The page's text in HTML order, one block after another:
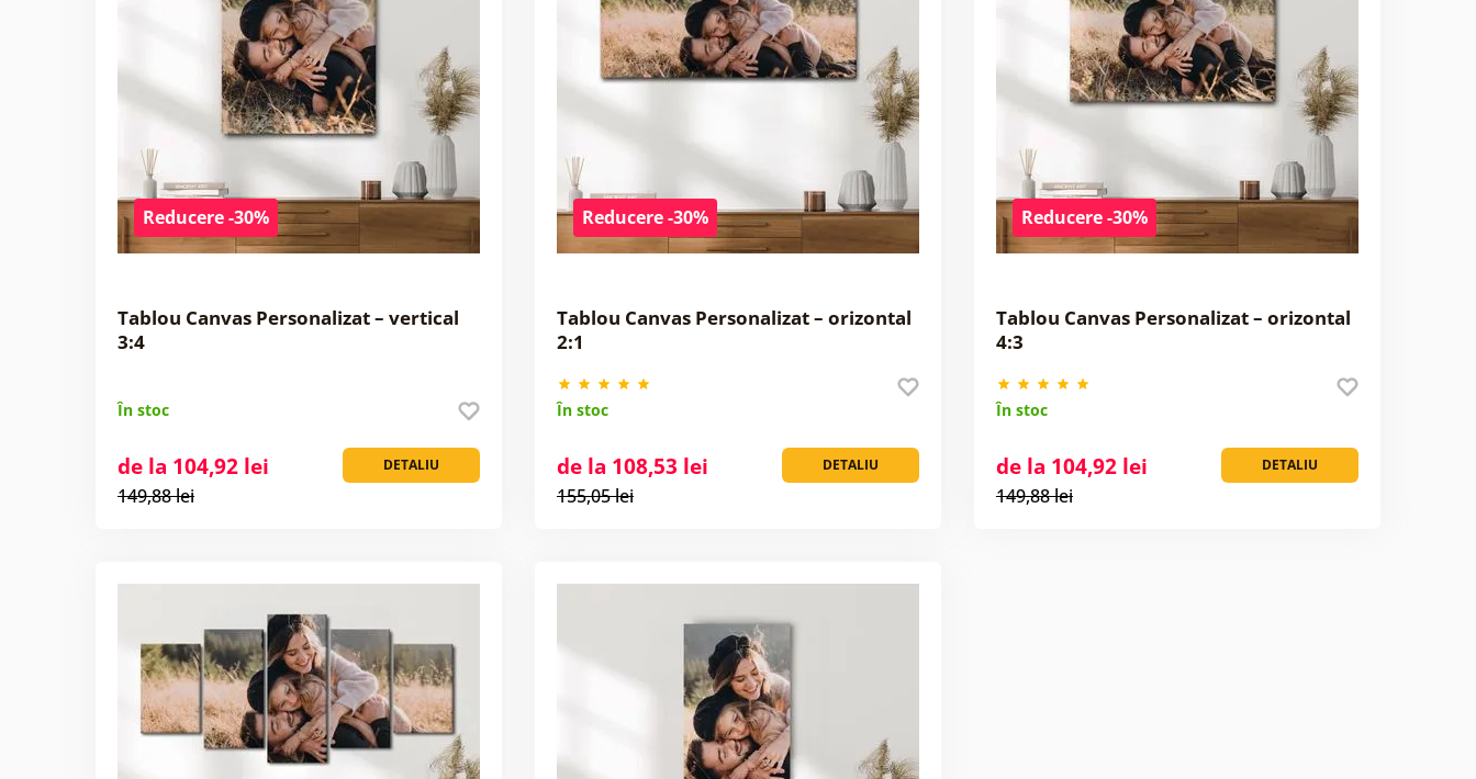
Reducere -30%
Tablou Canvas Personalizat – vertical
3:4
În stoc
DETALIU
de la 104,92 lei
149,88 lei
Reducere -30%
Tablou Canvas Personalizat – orizontal
2:1
În stoc
DETALIU
de la 108,53 lei
155,05 lei
Reducere -30%
Tablou Canvas Personalizat – orizontal
4:3
În stoc
DETALIU
de la 104,92 lei
149,88 lei